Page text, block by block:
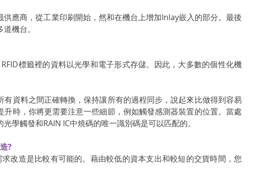
應商，從工業印刷開始，然和在機台上增加Inlay嵌入的部分。最後
機台。
標籤裡的資料以光學和電子形式存儲。因此，大多數的個性化機
資料之間正確轉換，保持讓所有的過程同步，說起來比做得到容易
時，你將更需要注意一些細節，例如觸發感測器裝置的位置。當處
學觸發和RAIN IC中燒碼的唯一識別碼是可以匹配的。
?
改造是比較有可能的。藉由較低的資本支出和較短的交貨時間，您